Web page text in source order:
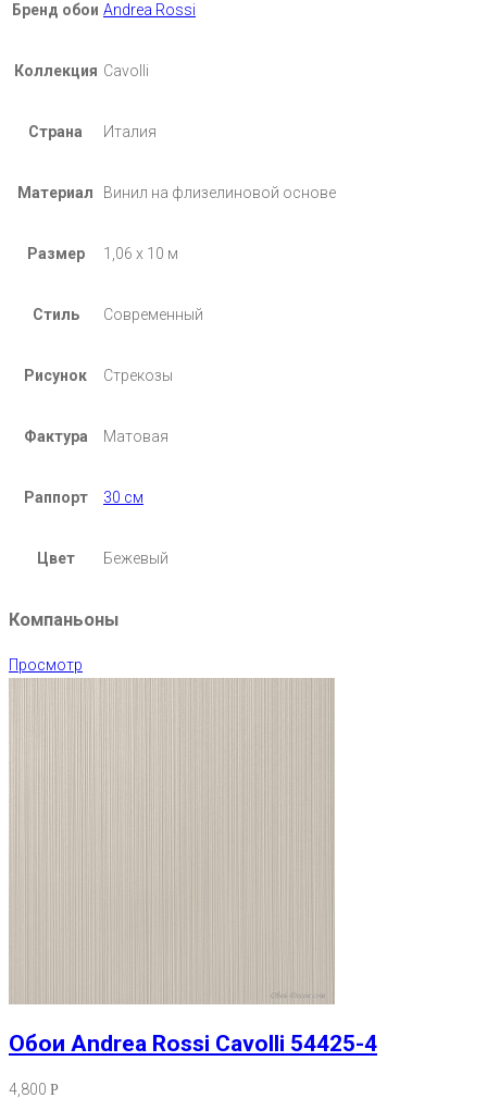
Бренд обои Andrea Rossi
Коллекция Cavolli
Страна Италия
Материал Винил на флизелиновой основе
Размер 1,06 х 10 м
Стиль Современный
Рисунок Стрекозы
Фактура Матовая
Раппорт 30 см
Цвет Бежевый
Компаньоны
Просмотр
Обои Andrea Rossi Cavolli 54425-4
4,800 Р